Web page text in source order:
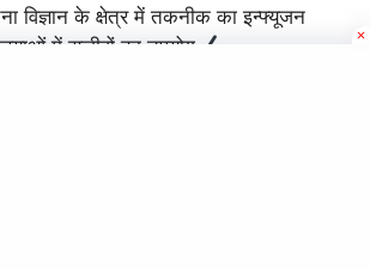
विज्ञान के क्षेत्र में तकनीक का इन्फ्यूजन
में सजीवों का उपयोग